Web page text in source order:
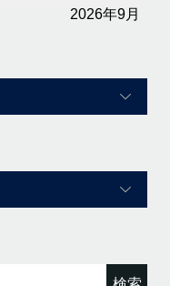
2026年9月